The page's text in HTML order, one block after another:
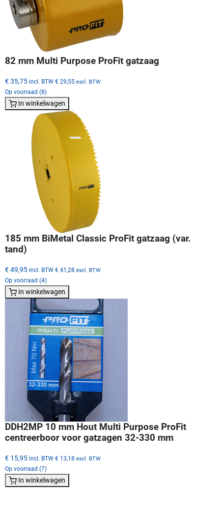
82 mm Multi Purpose ProFit gatzaag
€ 35,75 incl. BTW € 29,55 excl. BTW
Op voorraad (8)
In winkelwagen
185 mm BiMetal Classic ProFit gatzaag (var.
tand)
€ 49,95 incl. BTW € 41,28 excl. BTW
Op voorraad (4)
In winkelwagen
DDH2MP 10 mm Hout Multi Purpose ProFit
centreerboor voor gatzagen 32-330 mm
€ 15,95 incl. BTW € 13,18 excl. BTW
Op voorraad (7)
In winkelwagen